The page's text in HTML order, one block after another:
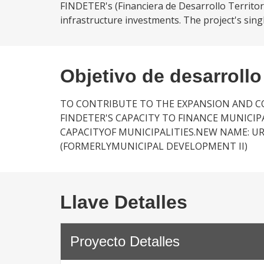
FINDETER's (Financiera de Desarrollo
infrastructure investments. The project's
Objetivo de desarrollo
TO CONTRIBUTE TO THE EXPANSION AND
FINDETER'S CAPACITY TO FINANCE
CAPACITYOF MUNICIPALITIES.NEW NAME:
(FORMERLYMUNICIPAL DEVELOPMENT II)
Llave Detalles
Proyecto Detalles